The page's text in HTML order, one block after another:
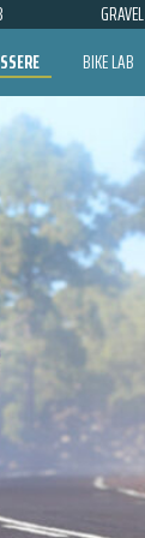
GRAVEL
BIKE LAB